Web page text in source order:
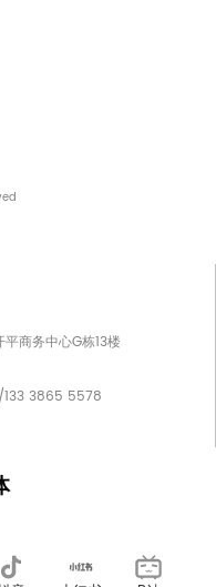
商务中心G栋13楼
133 3865 5578